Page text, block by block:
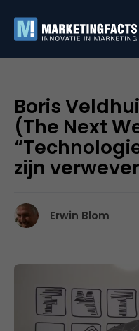
Boris
(The Next
zijn
Erwin Blom